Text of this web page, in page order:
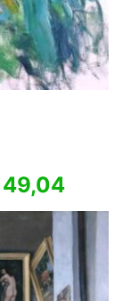
49,04